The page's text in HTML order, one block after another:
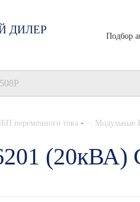
ДИЛЕР
Подбор
переменного тока - Модульные